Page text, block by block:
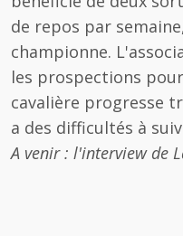
de repos par
championne.
les prospections
cavalière progresse
a des difficultés à
A venir : l'interview de